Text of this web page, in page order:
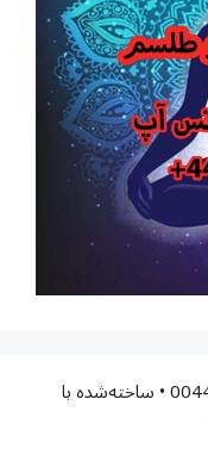
• ساخته‌شده با